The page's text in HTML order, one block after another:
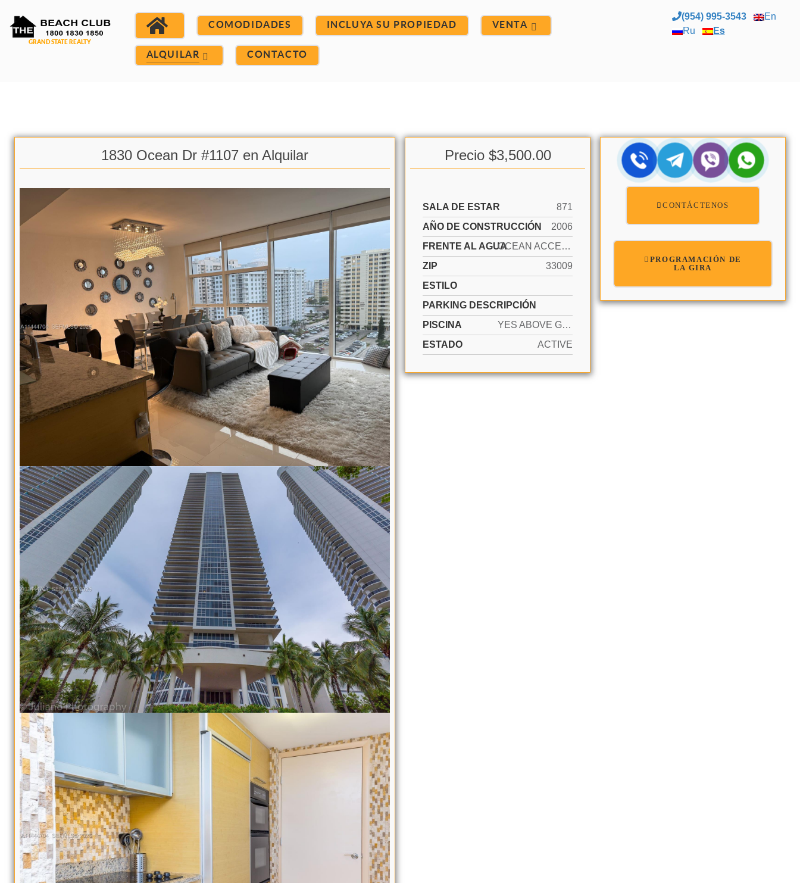
COMODIDADES INCLUYA SU PROPIEDAD VENTA
ALQUILAR CONTACTO
(954) 995-3543
En
Ru
Es
1830 Ocean Dr #1107 en Alquilar Precio $3,500.00
SALA DE ESTAR
871
AÑO DE CONSTRUCCIÓN
2006
FRENTE AL AGUA
OCEAN ACCESS, OCEAN FRONT
ZIP
33009
ESTILO
PARKING DESCRIPCIÓN
PISCINA
YES ABOVE GROUND
ESTADO
ACTIVE
CONTÁCTENOS
PROGRAMACIÓN DE
LA GIRA